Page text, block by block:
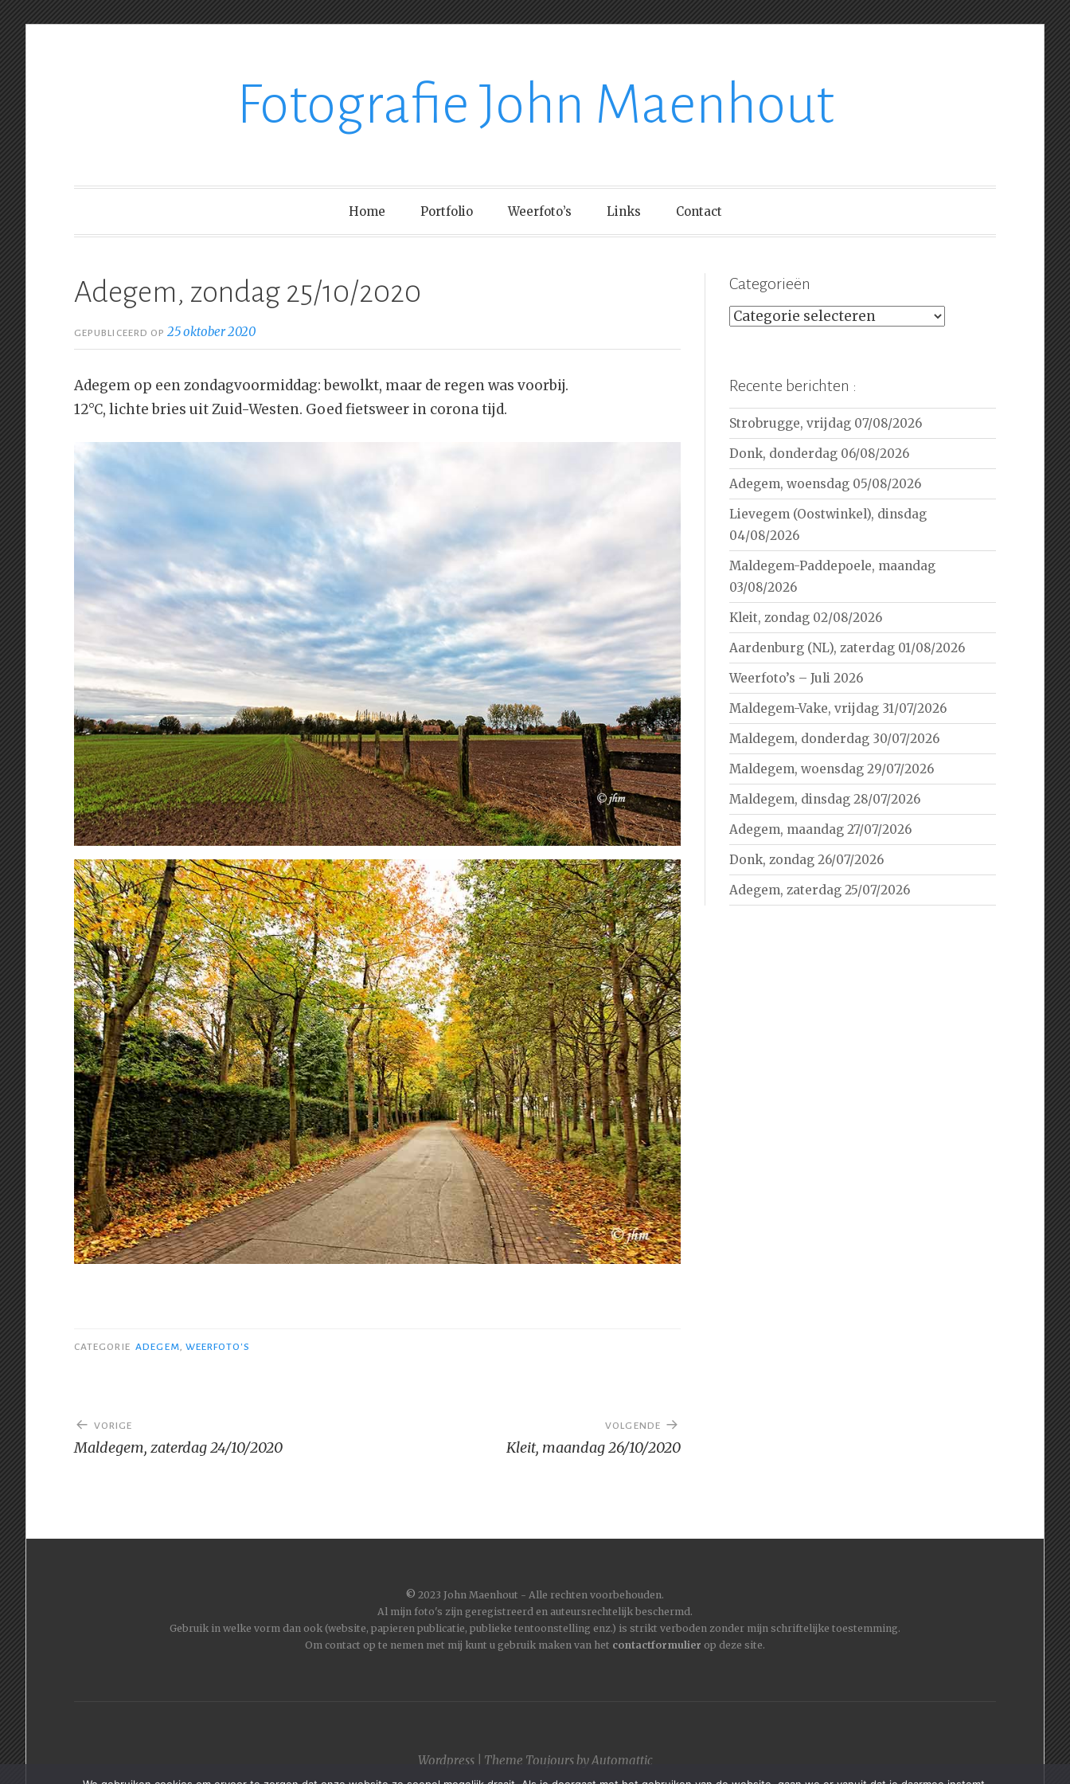
Fotografie John Maenhout
Home Portfolio Weerfoto’s Links Contact
Adegem, zondag 25/10/2020
GEPUBLICEERD OP25 oktober 2020
Adegem op een zondagvoormiddag: bewolkt, maar de regen was voorbij.
12°C, lichte bries uit Zuid-Westen. Goed fietsweer in corona tijd.
CATEGORIE ADEGEM, WEERFOTO'S
Bericht
navigatie
VORIGE
Maldegem, zaterdag 24/10/2020
VOLGENDE
Kleit, maandag 26/10/2020
Categorieën
Categorieën
Recente berichten :
Strobrugge, vrijdag 07/08/2026
Donk, donderdag 06/08/2026
Adegem, woensdag 05/08/2026
Lievegem (Oostwinkel), dinsdag
04/08/2026
Maldegem-Paddepoele, maandag
03/08/2026
Kleit, zondag 02/08/2026
Aardenburg (NL), zaterdag 01/08/2026
Weerfoto’s – Juli 2026
Maldegem-Vake, vrijdag 31/07/2026
Maldegem, donderdag 30/07/2026
Maldegem, woensdag 29/07/2026
Maldegem, dinsdag 28/07/2026
Adegem, maandag 27/07/2026
Donk, zondag 26/07/2026
Adegem, zaterdag 25/07/2026
© 2023 John Maenhout - Alle rechten voorbehouden.
Al mijn foto's zijn geregistreerd en auteursrechtelijk beschermd.
Gebruik in welke vorm dan ook (website, papieren publicatie, publieke tentoonstelling enz.) is strikt verboden zonder mijn schriftelijke toestemming.
Om contact op te nemen met mij kunt u gebruik maken van het contactformulier op deze site.
Wordpress| Theme ToujoursbyAutomattic